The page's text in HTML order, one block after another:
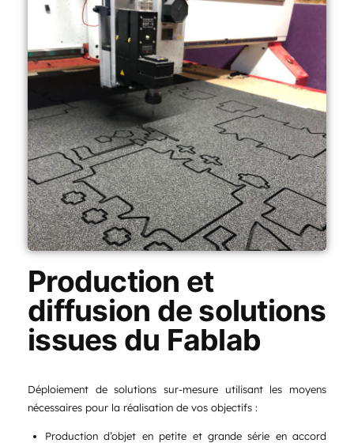
Production et
diffusion de solutions
issues du Fablab
Déploiement de solutions sur-mesure utilisant les moyens
nécessaires pour la réalisation de vos objectifs :
Production d’objet en petite et grande série en accord